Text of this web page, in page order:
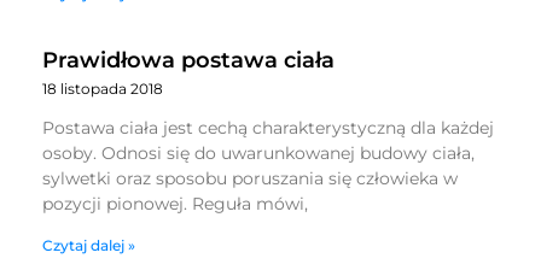
Prawidłowa postawa ciała
18 listopada 2018
Postawa ciała jest cechą charakterystyczną dla każdej
osoby. Odnosi się do uwarunkowanej budowy ciała,
sylwetki oraz sposobu poruszania się człowieka w
pozycji pionowej. Reguła mówi,
Czytaj dalej »